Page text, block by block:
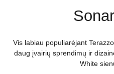
Vis labiau populiarėjant
daug įvairių sprendimų ir
White